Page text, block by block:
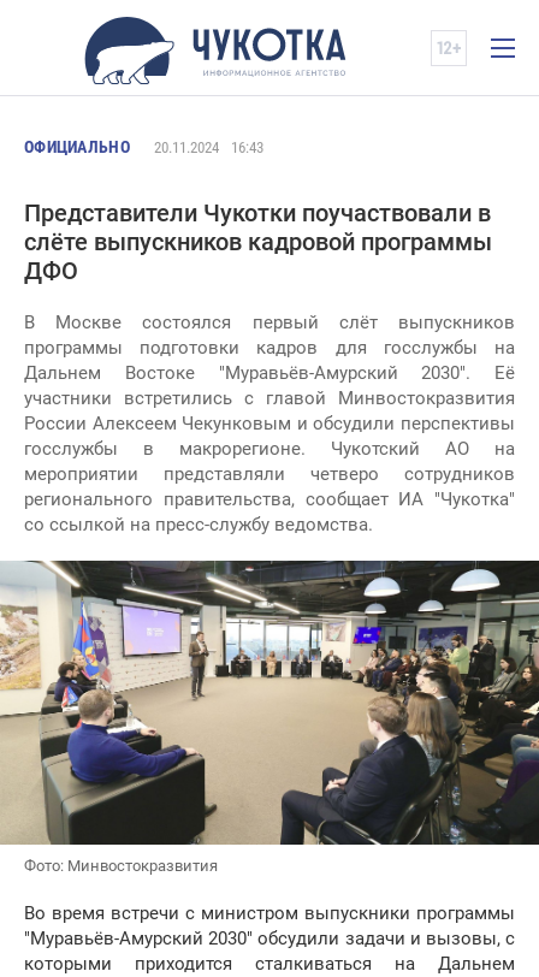
ОФИЦИАЛЬНО 20.11.2024 16:43
Представители Чукотки поучаствовали в
слёте выпускников кадровой программы
ДФО
В Москве состоялся первый слёт выпускников
программы подготовки кадров для госслужбы на
Дальнем Востоке "Муравьёв-Амурский 2030". Её
участники встретились с главой Минвостокразвития
России Алексеем Чекунковым и обсудили перспективы
госслужбы в макрорегионе. Чукотский АО на
мероприятии представляли четверо сотрудников
регионального правительства, сообщает ИА "Чукотка"
со ссылкой на пресс-службу ведомства.
Фото: Минвостокразвития
Во время встречи с министром выпускники программы
"Муравьёв-Амурский 2030" обсудили задачи и вызовы, с
которыми приходится сталкиваться на Дальнем